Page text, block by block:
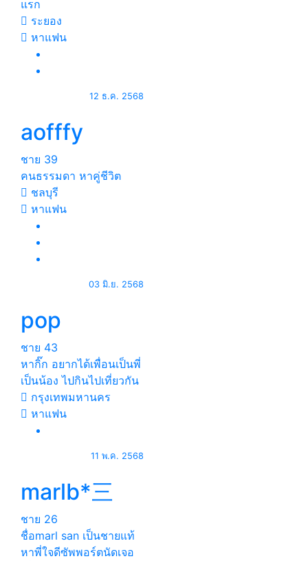
แรก
ระยอง
หาแฟน
12 ธ.ค. 2568
aofffy
ชาย 39
คนธรรมดา หาคู่ชีวิต
ชลบุรี
หาแฟน
03 มิ.ย. 2568
pop
ชาย 43
หากิ๊ก อยากได้เพื่อนเป็นพี่
เป็นน้อง ไปกินไปเที่ยวกัน
กรุงเทพมหานคร
หาแฟน
11 พ.ค. 2568
marlb*三
ชาย 26
ชื่อmarl san เป็นชายแท้
หาพี่ใจดีซัพพอร์ตนัดเจอ